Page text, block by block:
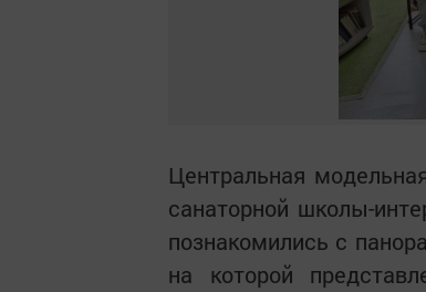
Центральная
санаторной школы-
познакомились с
на которой